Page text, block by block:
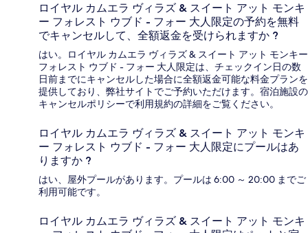
ロイヤル カムエラ ヴィラズ & スイート アット モンキ
ー フォレスト ウブド - フォー 大人限定の予約を無料
でキャンセルして、全額返金を受けられますか ?
はい。ロイヤル カムエラ ヴィラズ & スイート アット モンキー
フォレスト ウブド - フォー 大人限定は、チェックイン日の数
日前までにキャンセルした場合に全額返金可能な料金プランを
提供しており、弊社サイトでご予約いただけます。宿泊施設の
キャンセルポリシーで利用規約の詳細をご覧ください。
ロイヤル カムエラ ヴィラズ & スイート アット モンキ
ー フォレスト ウブド - フォー 大人限定にプールはあ
りますか ?
はい、屋外プールがあります。プールは 6:00 ～ 20:00 までご
利用可能です。
ロイヤル カムエラ ヴィラズ & スイート アット モンキ